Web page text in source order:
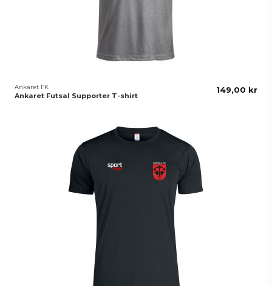
Ankaret FK
Ankaret Futsal Supporter T-shirt
149,00 kr